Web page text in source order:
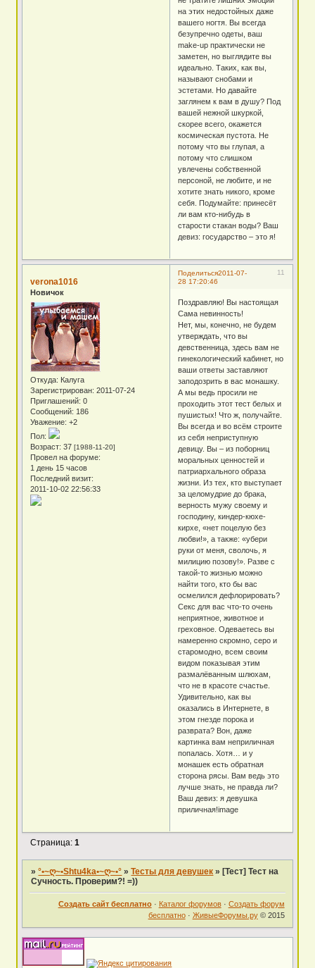
на этих недостойных даже
вашего ногтя. Вы всегда
безупречно одеты, ваш
make-up практически не
заметен, но выглядите вы
идеально. Таких, как вы,
называют снобами и
эстетами. Но давайте
заглянем к вам в душу? Под
вашей нежной шкуркой,
скорее всего, окажется
космическая пустота. Не
потому что вы глупая, а
потому что слишком
увлечены собственной
персоной, не любите, и не
хотите знать никого, кроме
себя. Подумайте: принесёт
ли вам кто-нибудь в
старости стакан воды? Ваш
девиз: государство – это я!
Поделиться 11
2011-07-
28 17:20:46
verona1016
Новичок
Откуда: Калуга
Зарегистрирован: 2011-07-24
Приглашений: 0
Сообщений: 186
Уважение: +2
Пол:
Возраст: 37[1988-11-20]
Провел на форуме:
1 день 15 часов
Последний визит:
2011-10-02 22:56:33
Поздравляю! Вы настоящая
Сама невинность!
Нет, мы, конечно, не будем
утверждать, что вы
девственница, здесь вам не
гинекологический кабинет, но
ваши ответы заставляют
заподозрить в вас монашку.
А мы ведь просили не
проходить этот тест белых и
пушистых! Что ж, получайте.
Вы всегда и во всём строите
из себя неприступную
девицу. Вы – из поборниц
моральных ценностей и
патриархального образа
жизни. Из тех, кто выступает
за целомудрие до брака,
верность мужу своему и
господину, киндер-кюхе-
кирхе, «нет поцелую без
любви!», а также: «убери
руки от меня, сволочь, я
милицию позову!». Разве с
такой-то жизнью можно
найти того, кто бы вас
осмелился дефлорировать?
Секс для вас что-то очень
неприятное, животное и
греховное. Одеваетесь вы
намеренно скромно, серо и
старомодно, всем своим
видом показывая этим
размалёванным шлюхам,
что не в красоте счастье.
Удивительно, как вы
оказались в Интернете, в
этом гнезде порока и
разврата? Вон, даже
картинка вам неприличная
попалась. Хотя… и у
монашек есть обратная
сторона рясы. Вам ведь это
лучше знать, не правда ли?
Ваш девиз: я девушка
приличная!image
Страница:1
»°•~ღ~•Shtu4ka•~ღ~•° »Тесты для девушек » [Тест] Тест на
Сучность. Проверим?! =))
Создать сайт бесплатно· Каталог форумов· Создать форум
бесплатно· ЖивыеФорумы.ру© 2015